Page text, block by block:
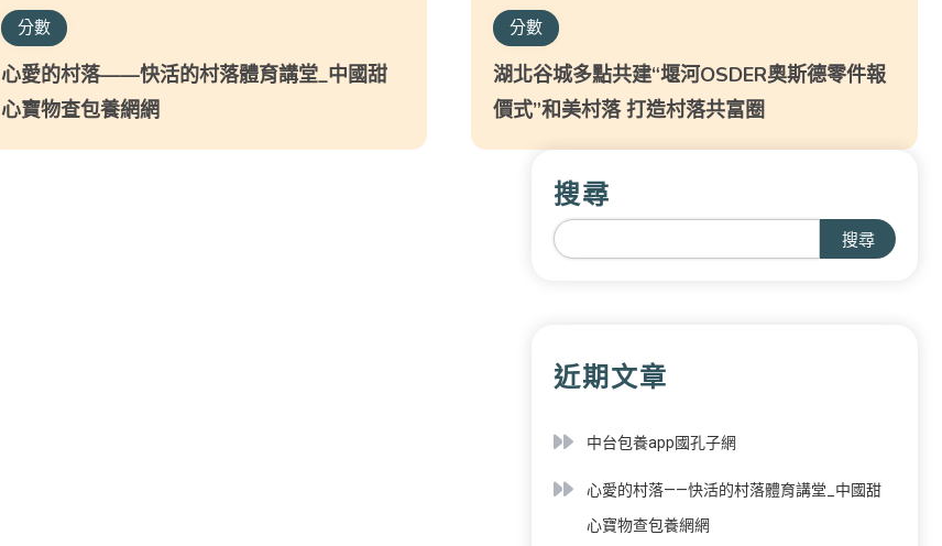
分數
心愛的村落——快活的村落體育講堂_中國甜
心寶物查包養網網
分數
湖北谷城多點共建“堰河OSDER奧斯德零件報
價式”和美村落 打造村落共富圈
搜尋
搜尋
近期文章
中台包養app國孔子網
心愛的村落——快活的村落體育講堂_中國甜
心寶物查包養網網